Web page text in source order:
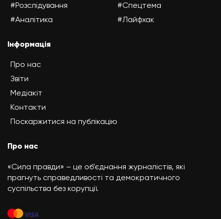
#Розслідування
#Аналітика
#Спецтема
#Лайфхак
Інформація
Про нас
Звіти
Медіакіт
Контакти
Поскаржитися на публікацію
Про нас
«Сила правди» – це об’єднання журналістів, які
прагнуть справедливості та демократичного
суспільства без корупції.